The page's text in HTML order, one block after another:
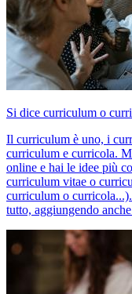
Si dice curriculum o
Il curriculum è uno, i
curriculum e curricola.
online e hai le idee più
curriculum vitae o
curriculum o
tutto, aggiungendo